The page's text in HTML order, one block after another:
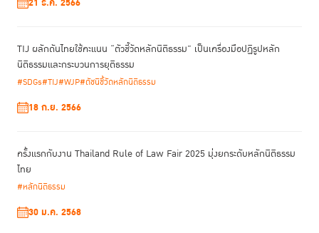
TIJ ผลักดันไทยใช้คะแนน “ตัวชี้วัดหลักนิติธรรม” เป็นเครื่องมือปฏิรูปหลัก
นิติธรรมและกระบวนการยุติธรรม
#SDGs#TIJ#WJP#ดัชนีชี้วัดหลักนิติธรรม
18 ก.ย. 2566
ครั้งแรกกับงาน Thailand Rule of Law Fair 2025 มุ่งยกระดับหลักนิติธรรม
ไทย
#หลักนิติธรรม
30 ม.ค. 2568